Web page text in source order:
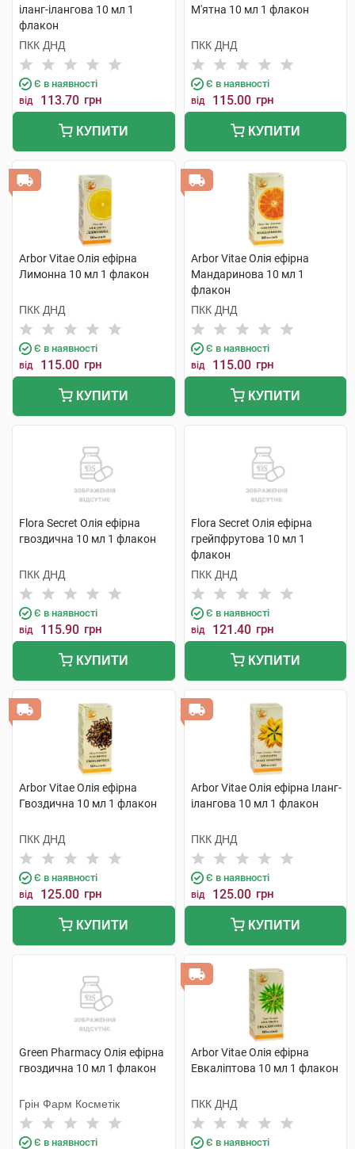
іланг-ілангова 10 мл 1
флакон
ПКК ДНД
Є в наявності
від 113.70 грн
КУПИТИ
М'ятна 10 мл 1 флакон
ПКК ДНД
Є в наявності
від 115.00 грн
КУПИТИ
Arbor Vitae Олія ефірна
Лимонна 10 мл 1 флакон
ПКК ДНД
Є в наявності
від 115.00 грн
КУПИТИ
Arbor Vitae Олія ефірна
Мандаринова 10 мл 1
флакон
ПКК ДНД
Є в наявності
від 115.00 грн
КУПИТИ
Flora Secret Олія ефірна
гвоздична 10 мл 1 флакон
ПКК ДНД
Є в наявності
від 115.90 грн
КУПИТИ
Flora Secret Олія ефірна
грейпфрутова 10 мл 1
флакон
ПКК ДНД
Є в наявності
від 121.40 грн
КУПИТИ
Arbor Vitae Олія ефірна
Гвоздична 10 мл 1 флакон
ПКК ДНД
Є в наявності
від 125.00 грн
КУПИТИ
Arbor Vitae Олія ефірна Іланг-
ілангова 10 мл 1 флакон
ПКК ДНД
Є в наявності
від 125.00 грн
КУПИТИ
Green Pharmacy Олія ефірна
гвоздична 10 мл 1 флакон
Грін Фарм Косметік
Є в наявності
Arbor Vitae Олія ефірна
Евкаліптова 10 мл 1 флакон
ПКК ДНД
Є в наявності